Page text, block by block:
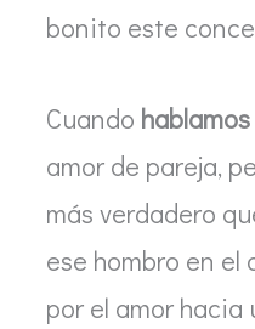
bonito este
Cuando
amor de pareja,
más verdadero
ese hombro en el
por el amor